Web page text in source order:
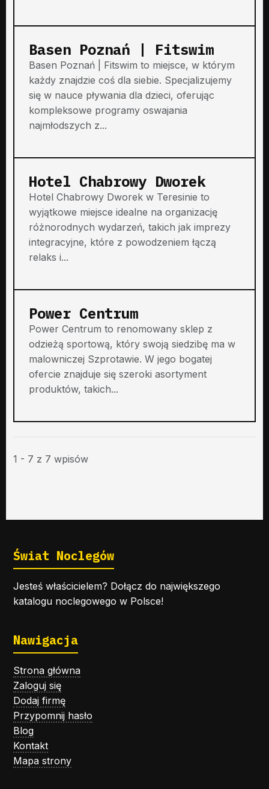
Basen Poznań | Fitswim
Basen Poznań | Fitswim to miejsce, w którym
każdy znajdzie coś dla siebie. Specjalizujemy
się w nauce pływania dla dzieci, oferując
kompleksowe programy oswajania
najmłodszych z...
Hotel Chabrowy Dworek
Hotel Chabrowy Dworek w Teresinie to
wyjątkowe miejsce idealne na organizację
różnorodnych wydarzeń, takich jak imprezy
integracyjne, które z powodzeniem łączą
relaks i...
Power Centrum
Power Centrum to renomowany sklep z
odzieżą sportową, który swoją siedzibę ma w
malowniczej Szprotawie. W jego bogatej
ofercie znajduje się szeroki asortyment
produktów, takich...
1 - 7 z 7 wpisów
Świat Noclegów
Jesteś właścicielem? Dołącz do największego
katalogu noclegowego w Polsce!
Nawigacja
Strona główna
Zaloguj się
Dodaj firmę
Przypomnij hasło
Blog
Kontakt
Mapa strony